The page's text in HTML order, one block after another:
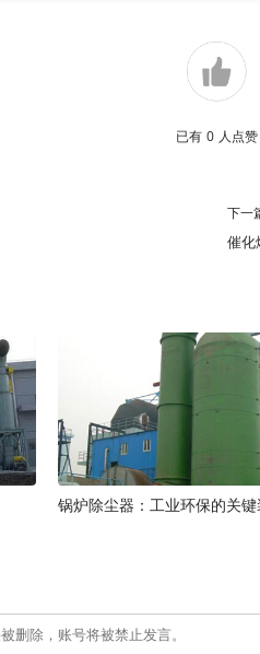
已有 0 人点赞
下一
催化
锅炉除尘器：工业环保的关键